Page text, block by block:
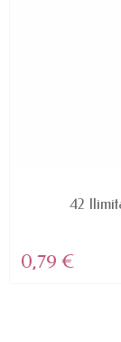
42
0,79 €